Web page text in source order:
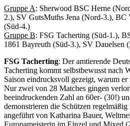
Gruppe A: Sherwood BSC Herne
2.), SV GutsMuths Jena (Nord-3.), BC
(Süd-4.)
Gruppe B: FSG Tacherting (Süd-1.),
1861 Bayreuth (Süd-3.), SV Dauelsen
FSG Tacherting: Der amtierende
Tacherting kommt selbstbewusst nach
Saison eindrucksvoll gezeigt, warum
Nur zwei von 28 Matches gingen
beeindruckenden Zahl an 60er- (30!)
demonstrieren die Schützen
angeführt von Katharina Bauer,
Europameisterin im Einzel und Mixed